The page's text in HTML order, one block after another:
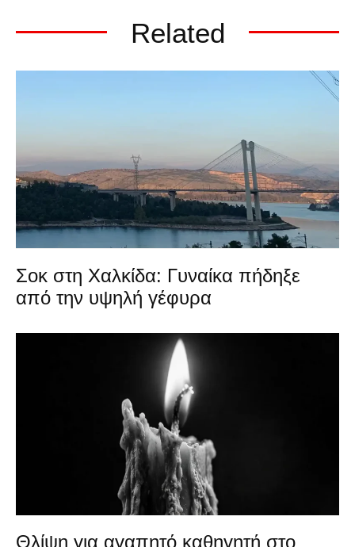
Related
Σοκ στη Χαλκίδα: Γυναίκα πήδηξε
από την υψηλή γέφυρα
Θλίψη για αγαπητό καθηγητή στο